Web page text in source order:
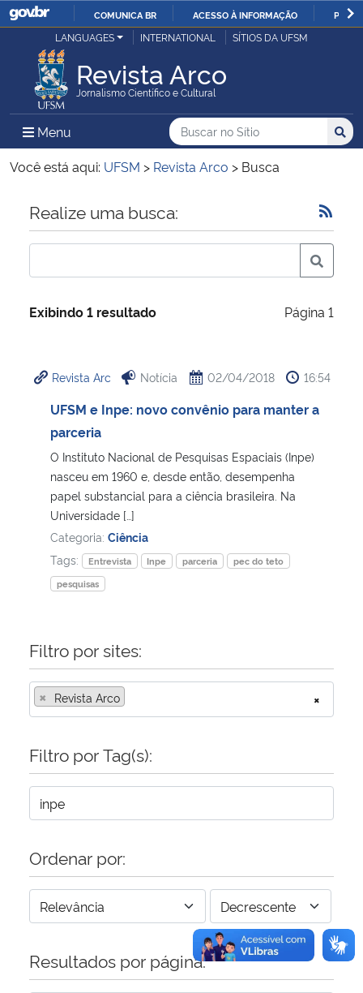
IR
O
COMUNICA BR ACESSO À INFORMAÇÃO
Ministério da Justiça e Segurança Pública
Ministério da Defesa
Ministério das Relações Exteriores
Ministério da Economia
Ministério da Infraestrutura
Ministério da Cidadania
Ministério de Minas e Energia
Ministério da Ciência, Tecnologia, Inovações e Comunicações
Ministério do Meio Ambiente
Ministério do Turismo
Ministério da Mulher, da Família e dos Direitos Humanos
Secretaria-Geral
Secretaria de Governo
Gabinete de Segurança Institucional
Advocacia-Geral da União
Planalto
LANGUAGES INTERNATIONAL SÍTIOS DA UFSM
Revista Arco
Jornalismo Científico e Cultural
Menu Menu Principal do Sítio
Busca
Buscar no no Sítio
Busca:
Você está aqui: UFSM > Revista Arco > Busca
Início do conteúdo
Realize uma busca:
Exibindo 1 resultado Página 1
Revista Arc Notícia 02/04/2018 16:54
UFSM e Inpe: novo convênio para manter a
parceria
O Instituto Nacional de Pesquisas Espaciais (Inpe)
nasceu em 1960 e, desde então, desempenha
papel substancial para a ciência brasileira. Na
Universidade […]
Categoria: Ciência
Tags:
Entrevista Inpe parceria
pec do teto
pesquisas
Filtro por sites:
×
× Revista Arco
Filtro por Tag(s):
Ordenar por:
Resultados por página: